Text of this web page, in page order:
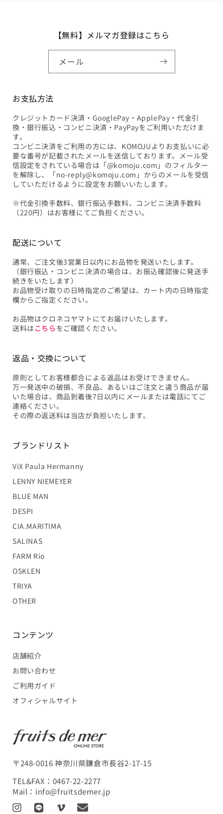
【無料】メルマガ登録はこちら
メール
お支払方法
クレジットカード決済・GooglePay・ApplePay・代金引
換・銀行振込・コンビニ決済・PayPayをご利用いただけま
す。
コンビニ決済をご利用の方には、KOMOJUよりお支払いに必
要な番号が記載されたメールを送信しております。メール受
信設定をされている場合は「@komoju.com」のフィルター
を解除し、「no-reply@komoju.com」からのメールを受信
していただけるように設定をお願いいたします。
※代金引換手数料、銀行振込手数料、コンビニ決済手数料
（220円）はお客様にてご負担ください。
配送について
通常、ご注文後3営業日以内にお品物を発送いたします。
（銀行振込・コンビニ決済の場合は、お振込確認後に発送手
続きをいたします）
お品物受け取りの日時指定のご希望は、カート内の日時指定
欄からご指定ください。
お品物はクロネコヤマトにてお届けいたします。
送料は こちらをご確認ください。
返品・交換について
原則としてお客様都合による返品はお受けできません。
万一発送中の破損、不良品、あるいはご注文と違う商品が届
いた場合は、商品到着後7日以内にメールまたは電話にてご
連絡ください。
その際の返送料は当店が負担いたします。
ブランドリスト
ViX Paula Hermanny
LENNY NIEMEYER
BLUE MAN
DESPI
CIA.MARITIMA
SALINAS
FARM Rio
OSKLEN
TRIYA
OTHER
コンテンツ
店舗紹介
お問い合わせ
ご利用ガイド
オフィシャルサイト
〒248-0016 神奈川県鎌倉市長谷2-17-15
TEL&FAX： 0467-22-2277
Mail： info@fruitsdemer.jp